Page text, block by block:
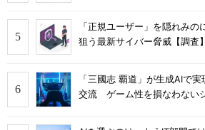
「正規ユーザー」を隠れみ
狙う最新サイバー脅威【調査】
「三國志 覇道」が生成AIで
交流 ゲーム性を損なわない